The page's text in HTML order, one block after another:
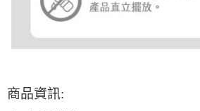
商品資訊: